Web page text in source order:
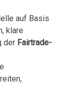
auf Basis
klare
der Fairtrade-